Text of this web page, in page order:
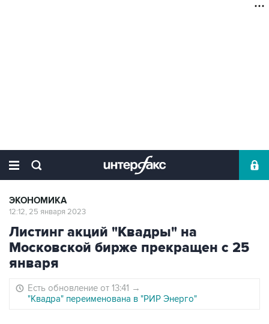
ЭКОНОМИКА
12:12, 25 января 2023
Листинг акций "Квадры" на
Московской бирже прекращен с 25
января
Есть обновление от 13:41 →
"Квадра" переименована в "РИР Энерго"